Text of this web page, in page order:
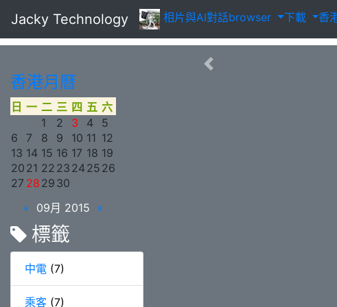
Jacky Technology 相片與AI對話browser 下載 香
香港月曆
« 09月 2015 »
日 一 二 三 四 五 六
1
2 3 4
5
6
7 8 9 10 11 12
13 14 15 16 17 18 19
20 21 22 23 24 25 26
27 28 29 30
標籤
中電 (7)
乘客 (7)